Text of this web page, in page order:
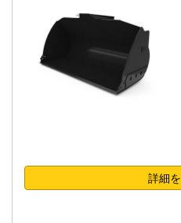
詳細